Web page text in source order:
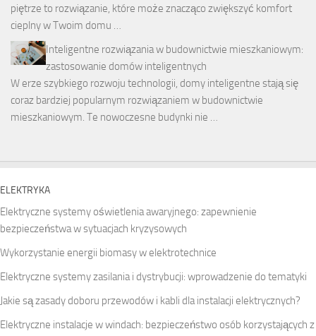
piętrze to rozwiązanie, które może znacząco zwiększyć komfort
cieplny w Twoim domu …
Inteligentne rozwiązania w budownictwie mieszkaniowym:
zastosowanie domów inteligentnych
W erze szybkiego rozwoju technologii, domy inteligentne stają się
coraz bardziej popularnym rozwiązaniem w budownictwie
mieszkaniowym. Te nowoczesne budynki nie …
ELEKTRYKA
Elektryczne systemy oświetlenia awaryjnego: zapewnienie
bezpieczeństwa w sytuacjach kryzysowych
Wykorzystanie energii biomasy w elektrotechnice
Elektryczne systemy zasilania i dystrybucji: wprowadzenie do tematyki
Jakie są zasady doboru przewodów i kabli dla instalacji elektrycznych?
Elektryczne instalacje w windach: bezpieczeństwo osób korzystających z